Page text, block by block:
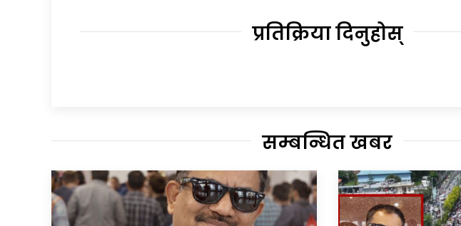
प्रतिक्रिया दिनुहोस्
सम्बन्धित खबर